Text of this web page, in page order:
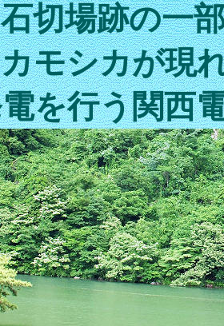
切場跡の一
モシカが現
を行う関西